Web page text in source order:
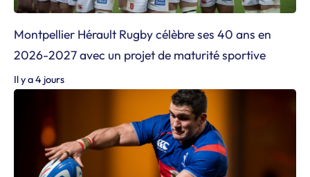
Montpellier Hérault Rugby célèbre ses 40 ans en
2026-2027 avec un projet de maturité sportive
Il y a 4 jours